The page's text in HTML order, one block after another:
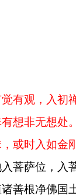
有观，入初
想非无想处
或时入如金
菩萨位，入
善根净佛国